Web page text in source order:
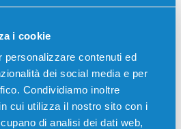
i cookie
personalizzare contenuti ed
dei social media e per
Condividiamo inoltre
cui utilizza il nostro sito con i
di analisi dei dati web,